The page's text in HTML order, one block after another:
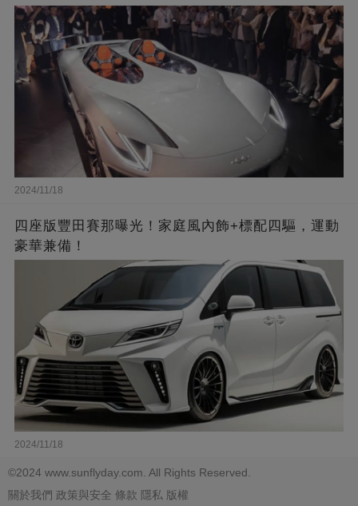
2024/11/18
四座版豐田賽那曝光！家庭風內飾+標配四驅，運動
豪華兼備！
2024/11/18
©2024 www.sunflyday.com. All Rights Reserved.
關於我們 政策與安全 條款 隱私 版權